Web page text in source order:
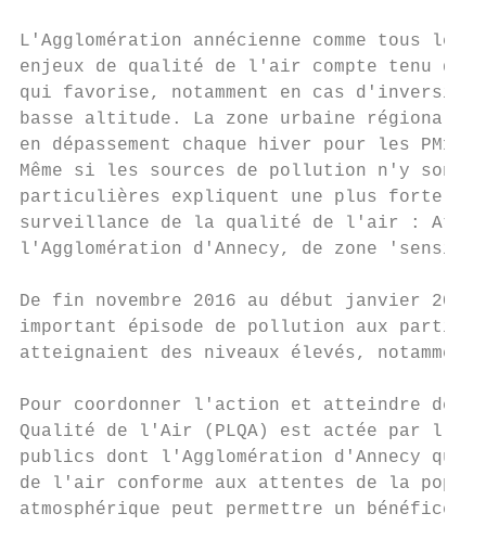
L'Agglomération annécienne comme tous
enjeux de qualité de l'air compte tenu de
qui favorise, notamment en cas
basse altitude. La zone urbaine régionale
en dépassement chaque hiver pour les PM10
Même si les sources de pollution n'y sont
particulières expliquent une plus forte
surveillance de la qualité de l'air : Atmo
l'Agglomération d'Annecy, de zone
De fin novembre 2016 au début janvier
important épisode de pollution aux
atteignaient des niveaux élevés,
Pour coordonner l'action et atteindre des
Qualité de l'Air (PLQA) est actée par
publics dont l'Agglomération d'Annecy
de l'air conforme aux attentes de la
atmosphérique peut permettre un bénéfice